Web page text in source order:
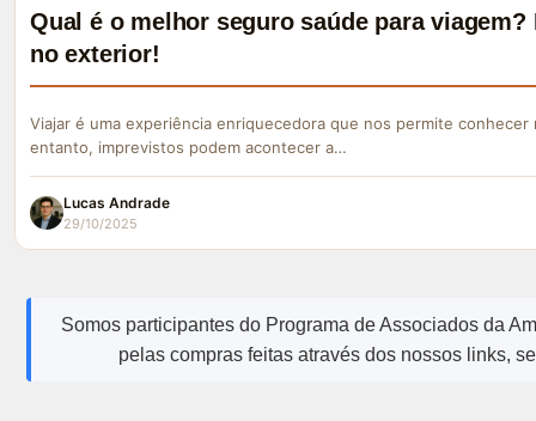
Qual é o melhor seguro saúde para
no exterior!
Viajar é uma experiência enriquecedora que nos permite
entanto, imprevistos podem acontecer a…
Lucas Andrade
29/10/2025
Somos participantes do Programa de Associados da
pelas compras feitas através dos nossos links,